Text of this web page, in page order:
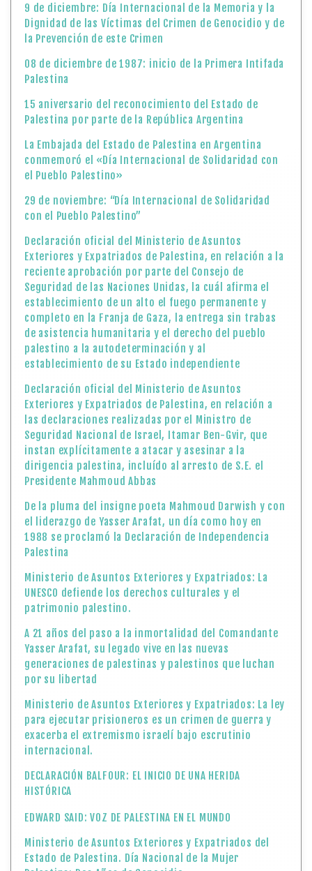
La Embajada del Estado de Palestina en Argentina
conmemoró el «Día Internacional de Solidaridad con
29 de noviembre: “Día Internacional de Solidaridad
Declaración oficial del Ministerio de Asuntos
reciente aprobación por parte del Consejo de
Seguridad de las Naciones Unidas, la cuál afirma el
establecimiento de un alto el fuego permanente y
completo en la Franja de Gaza, la entrega sin trabas
de asistencia humanitaria y el derecho del pueblo
establecimiento de su Estado independiente
Declaración oficial del Ministerio de Asuntos
Exteriores y Expatriados de Palestina, en relación a
las declaraciones realizadas por el Ministro de
Seguridad Nacional de Israel, Itamar Ben-Gvir, que
instan explícitamente a atacar y asesinar a la
dirigencia palestina, incluído al arresto de S.E. el
Presidente Mahmoud Abbas
De la pluma del insigne poeta Mahmoud Darwish y con
el liderazgo de Yasser Arafat, un día como hoy en
1988 se proclamó la Declaración de Independencia
Palestina
Ministerio de Asuntos Exteriores y Expatriados: La
UNESCO defiende los derechos culturales y el
patrimonio palestino.
A 21 años del paso a la inmortalidad del Comandante
Yasser Arafat, su legado vive en las nuevas
generaciones de palestinas y palestinos que luchan
por su libertad
Ministerio de Asuntos Exteriores y Expatriados: La ley
para ejecutar prisioneros es un crimen de guerra y
exacerba el extremismo israelí bajo escrutinio
internacional.
DECLARACIÓN BALFOUR: EL INICIO DE UNA HERIDA
HISTÓRICA
Ministerio de Asuntos Exteriores y Expatriados del
Estado de Palestina. Día Nacional de la Mujer
Palestina: Dos Años de Genocidio
Celebramos el «Día Nacional de la Mujer Palestina»
con el lanzamiento del Primer Encuentro de «Poetas
Expatriados del Estado de Palestina